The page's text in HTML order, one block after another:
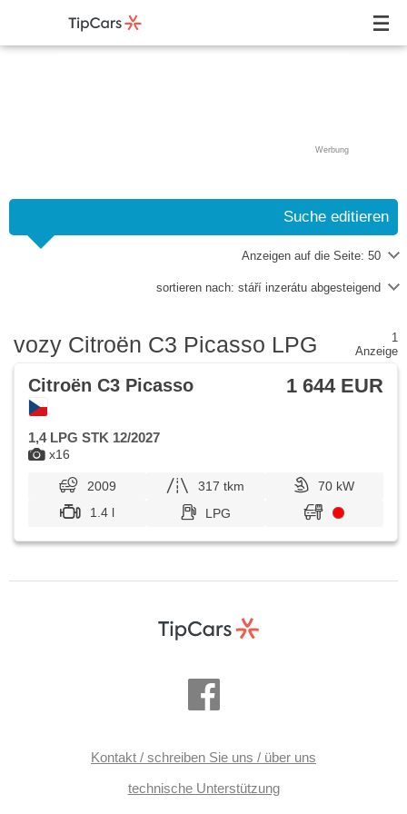
Werbung
Suche editieren
Anzeigen auf die Seite: 50
sortieren nach: stáří inzerátu abgesteigend
vozy Citroën C3 Picasso LPG
1
Anzeige
x16
Citroën C3 Picasso 1 644 EUR
1,4 LPG STK 12/2027
2009 317 tkm
70 kW
1.4 l
LPG
Kontakt / schreiben Sie uns / über uns
technische Unterstützung